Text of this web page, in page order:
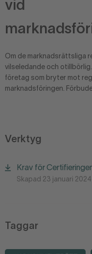
vid
Om de marknadsrättsliga
vilseledande och
företag som bryter mot
marknadsföringen.
Verktyg
Krav för
Skapad 23 januari 2024
Taggar